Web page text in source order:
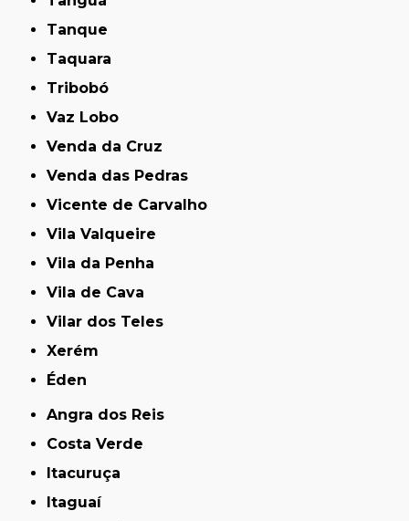
Tanque
Taquara
Tribobó
Vaz Lobo
Venda da Cruz
Venda das Pedras
Vicente de Carvalho
Vila Valqueire
Vila da Penha
Vila de Cava
Vilar dos Teles
Xerém
Éden
Angra dos Reis
Costa Verde
Itacuruça
Itaguaí